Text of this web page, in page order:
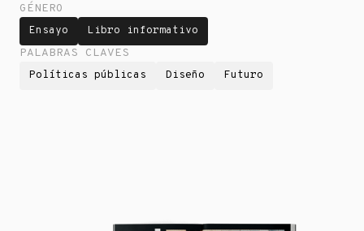
GÉNERO
Ensayo Libro informativo
PALABRAS CLAVES
Políticas públicas Diseño Futuro